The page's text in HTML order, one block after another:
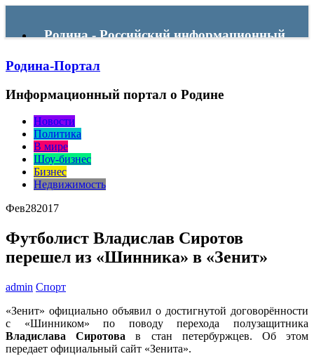
Родина - Российский информационный
портал
Родина-Портал
Информационный портал о Родине
Новости
Политика
В мире
Шоу-бизнес
Бизнес
Недвижимость
Фев282017
Футболист Владислав Сиротов
перешел из «Шинника» в «Зенит»
admin Спорт
«Зенит» официально объявил о достигнутой договорённости
с «Шинником» по поводу перехода полузащитника
Владислава Сиротова в стан петербуржцев. Об этом
передает официальный сайт «Зенита».